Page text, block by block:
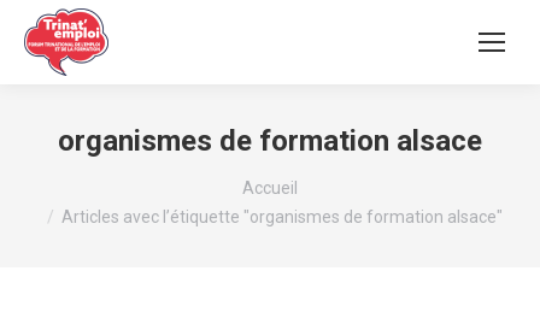
organismes de formation alsace
Accueil
Articles avec l’étiquette "organismes de formation alsace"